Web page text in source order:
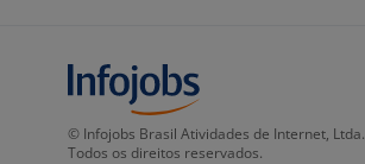
© Infojobs Brasil Atividades de Internet, Ltda.
Todos os direitos reservados.